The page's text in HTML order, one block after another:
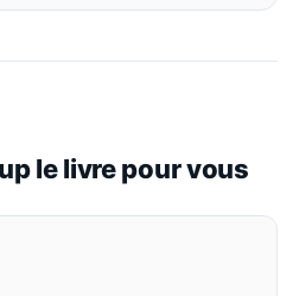
le livre pour vous